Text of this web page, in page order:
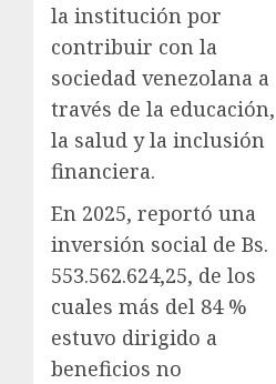
la institución por
contribuir con la
sociedad venezolana a
través de la educación,
la salud y la inclusión
financiera.
En 2025, reportó una
inversión social de Bs.
553.562.624,25, de los
cuales más del 84 %
estuvo dirigido a
beneficios no